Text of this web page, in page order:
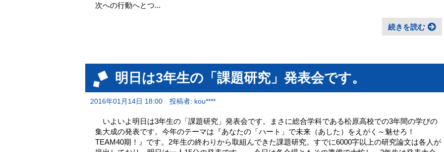
次への行動へとつ...
続きを読む
明日は3年生の「課題研究」発表会です。
2016年01月14日 18:00 投稿者: kou****
いよいよ明日は3年生の「課題研究」発表会です。まさに総合学科である松原高校での3年間の学びの
集大成の発表です。今年のテーマは『あなたの「ハート」で未来（あした）をえがく～魅せろ！
TEAM40期！』です。2年生の終わりから取組んできた課題研究。すでに6000字以上の研究論文は各人が